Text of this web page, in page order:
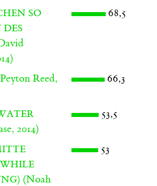
SO
68,5
Reed,
66,3
2014)
53,5
(Noah
53